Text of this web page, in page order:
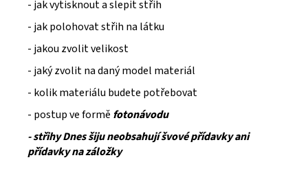
- jak vytisknout a slepit střih
- jak polohovat střih na látku
- jakou zvolit velikost
- jaký zvolit na daný model materiál
- kolik materiálu budete potřebovat
- postup ve formě fotonávodu
- střihy Dnes šiju neobsahují švové přídavky ani
přídavky na záložky